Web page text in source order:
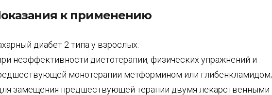
к применению
диабет 2 типа у взрослых:
неэффективности диетотерапии, физических упражнений и
монотерапии метформином или глибенкламидом;
замещения предшествующей терапии двумя лекарственными